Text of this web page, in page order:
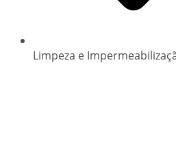
Limpeza e